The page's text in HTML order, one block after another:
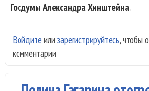
Госдумы Александра Хинштейна.
Войдите или зарегистрируйтесь, чтобы
комментарии